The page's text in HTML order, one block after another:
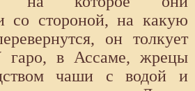
со стороной, на какую
он толкует
гаро, в Ассаме, жрецы
чаши с водой и